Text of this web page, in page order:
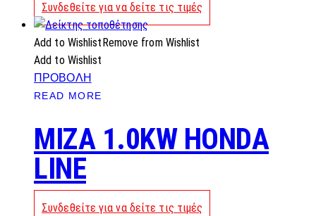
Συνδεθείτε για να δείτε τις τιμές
Add to Wishlist Remove from Wishlist
Add to Wishlist
ΠΡΟΒΟΛΗ
READ MORE
MIZA 1.0KW HONDA
LINE
Συνδεθείτε για να δείτε τις τιμές